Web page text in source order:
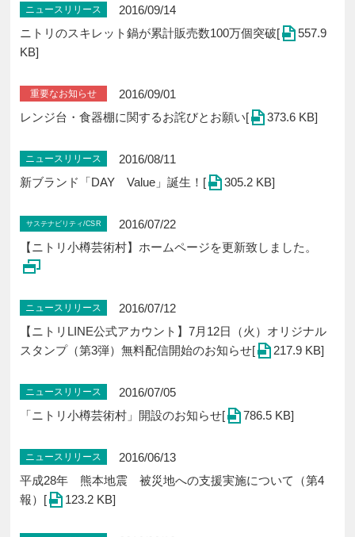
ニュースリリース
2016/09/14
ニトリのスキレット鍋が累計販売数100万個突破[
557.9
KB]
重要なお知らせ
2016/09/01
レンジ台・食器棚に関するお詫びとお願い[
373.6 KB]
ニュースリリース
2016/08/11
新ブランド「DAY Value」誕生！[
305.2 KB]
サステナビリティ/CSR
2016/07/22
【ニトリ小樽芸術村】ホームページを更新致しました。
ニュースリリース
2016/07/12
【ニトリLINE公式アカウント】7月12日（火）オリジナル
スタンプ（第3弾）無料配信開始のお知らせ[
217.9 KB]
ニュースリリース
2016/07/05
「ニトリ小樽芸術村」開設のお知らせ[
786.5 KB]
ニュースリリース
2016/06/13
平成28年 熊本地震 被災地への支援実施について（第4
報）[
123.2 KB]